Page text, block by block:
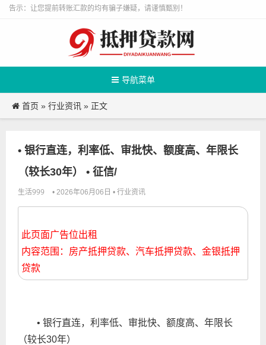
告示：让您提前转账汇款的均有骗子嫌疑，请谨慎甄别！
导航菜单
首页 » 行业资讯 » 正文
• 银行直连，利率低、审批快、额度高、年限长
（较长30年） • 征信/
生活999 • 2026年06月06日 • 行业资讯
此页面广告位出租
内容范围：房产抵押贷款、汽车抵押贷款、金银抵押
贷款
• 银行直连，利率低、审批快、额度高、年限长
（较长30年）